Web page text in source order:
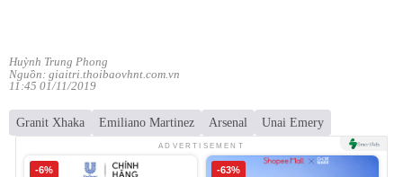
Huỳnh Trung Phong
Nguồn: giaitri.thoibaovhnt.com.vn
11:45 01/11/2019
Granit Xhaka Emiliano Martinez Arsenal Unai Emery
ADVERTISEMENT
-6% -63%